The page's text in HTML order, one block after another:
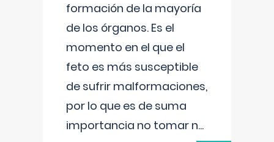
formación de la mayoría
de los órganos. Es el
momento en el que el
feto es más susceptible
de sufrir malformaciones,
por lo que es de suma
importancia no tomar n...